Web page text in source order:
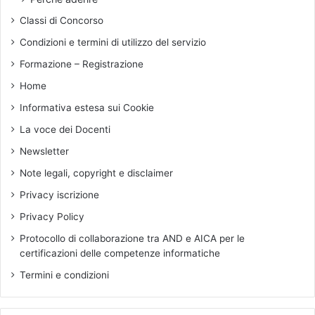
I
F
C
H
J
A
Z
t
a
o
Classi di Concorso
Condizioni e termini di utilizzo del servizio
Formazione – Registrazione
Home
Informativa estesa sui Cookie
La voce dei Docenti
Newsletter
Note legali, copyright e disclaimer
Privacy iscrizione
Privacy Policy
Protocollo di collaborazione tra AND e AICA per le
certificazioni delle competenze informatiche
Termini e condizioni